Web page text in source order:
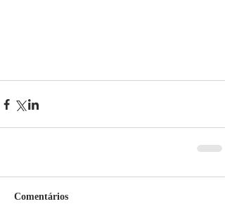
Comentários